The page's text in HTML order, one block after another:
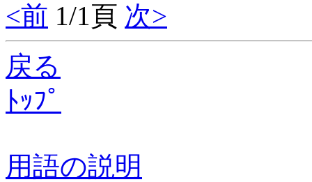
<前 1/1頁 次>
戻る
ﾄｯﾌﾟ
用語の説明